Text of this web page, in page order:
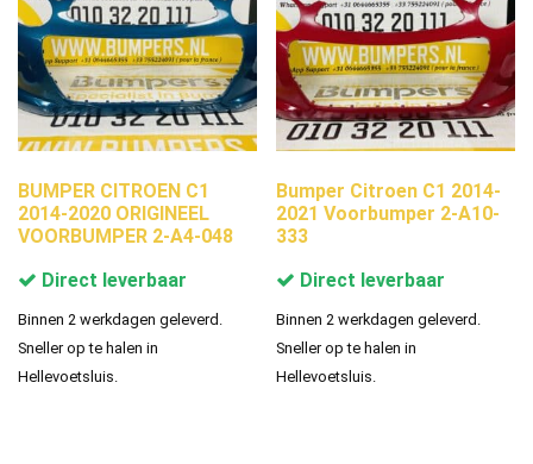
BUMPER CITROEN C1
2014-2020 ORIGINEEL
VOORBUMPER 2-A4-048
Direct leverbaar
Binnen 2 werkdagen geleverd.
Sneller op te halen in
Hellevoetsluis.
Bumper Citroen C1 2014-
2021 Voorbumper 2-A10-
333
Direct leverbaar
Binnen 2 werkdagen geleverd.
Sneller op te halen in
Hellevoetsluis.